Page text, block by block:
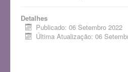
Detalhes
Publicado: 06 Setembro 2022
Última Atualização: 06